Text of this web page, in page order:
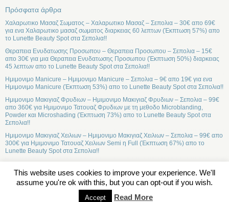
This website uses cookies to improve your experience. We'll
assume you're ok with this, but you can opt-out if you wish.
Accept Read More
Πρόσφατα άρθρα
Χαλαρωτικο Μασαζ Σωματος – Χαλαρωτικο Μασαζ – Σεπολια – 30€ απο 69€
για ενα Χαλαρωτικο μασαζ σωματος διαρκειας 60 λεπτων (Έκπτωση 57%) απο
το Lunette Beauty Spot στα Σεπολια!!
Θεραπεια Ενυδατωσης Προσωπου – Θεραπεια Προσωπου – Σεπολια – 15€
απο 30€ για μια Θεραπεια Ενυδατωσης Προσωπου (Έκπτωση 50%) διαρκειας
45 λεπτων απο το Lunette Beauty Spot στα Σεπολια!!
Ημιμονιμο Manicure – Ημιμονιμο Manicure – Σεπολια – 9€ απο 19€ για ενα
Ημιμονιμο Manicure (Έκπτωση 53%) απο το Lunette Beauty Spot στα Σεπολια!!
Ημιμονιμο Μακιγιαζ Φρυδιων – Ημιμονιμο Μακιγιαζ Φρυδιων – Σεπολια – 99€
απο 360€ για Ημιμονιμο Τατουαζ Φρυδιων με τη μεθοδο Microblanding,
Powder και Microshading (Έκπτωση 73%) απο το Lunette Beauty Spot στα
Σεπολια!!
Ημιμονιμο Μακιγιαζ Χειλιων – Ημιμονιμο Μακιγιαζ Χειλιων – Σεπολια – 99€ απο
300€ για Ημιμονιμο Τατουαζ Χειλιων Semi η Full (Έκπτωση 67%) απο το
Lunette Beauty Spot στα Σεπολια!!
Σχετικά